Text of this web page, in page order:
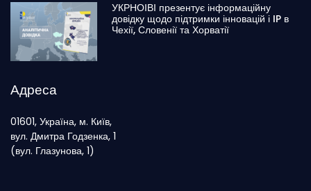
УКРНОІВІ презентує інформаційну
довідку щодо підтримки інновацій і IP в
Чехії, Словенії та Хорватії
Адреса
01601, Україна, м. Київ,
вул. Дмитра Годзенка, 1
(вул. Глазунова, 1)